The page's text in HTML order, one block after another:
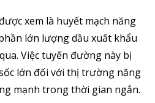
xem là huyết mạch năng
lớn lượng dầu xuất khẩu
Việc tuyến đường này bị
lớn đối với thị trường năng
mạnh trong thời gian ngắn.